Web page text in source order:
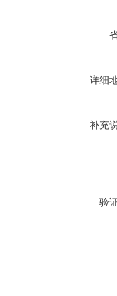
详细
补充
验